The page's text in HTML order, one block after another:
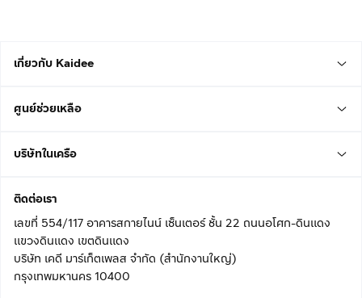
เกี่ยวกับ Kaidee
ศูนย์ช่วยเหลือ
บริษัทในเครือ
ติดต่อเรา
เลขที่ 554/117 อาคารสกายไนน์ เซ็นเตอร์ ชั้น 22 ถนนอโศก-ดินแดง
แขวงดินแดง เขตดินแดง
บริษัท เคดี มาร์เก็ตเพลส จำกัด (สำนักงานใหญ่)
กรุงเทพมหานคร 10400